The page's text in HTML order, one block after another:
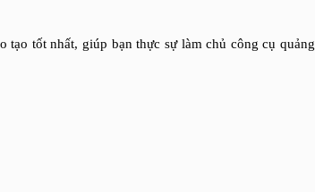
tạo tốt nhất, giúp bạn thực sự làm chủ công cụ quảng